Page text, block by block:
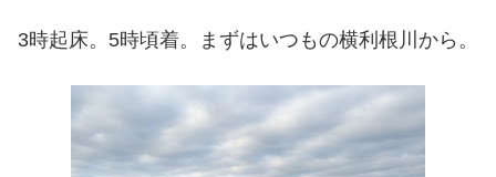
3時起床。5時頃着。まずはいつもの横利根川から。